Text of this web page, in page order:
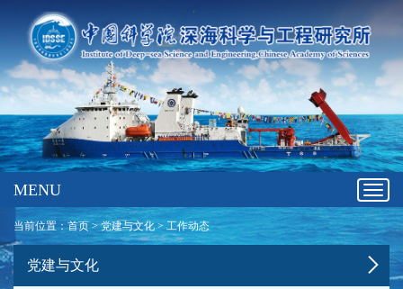
MENU
当前位置：首页 >党建与文化>工作动态
党建与文化